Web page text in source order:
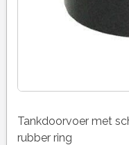
Tankdoorvoer met
rubber ring